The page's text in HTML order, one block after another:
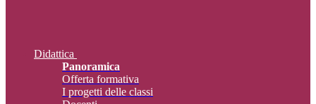
Didattica
Panoramica
Offerta formativa
I progetti delle classi